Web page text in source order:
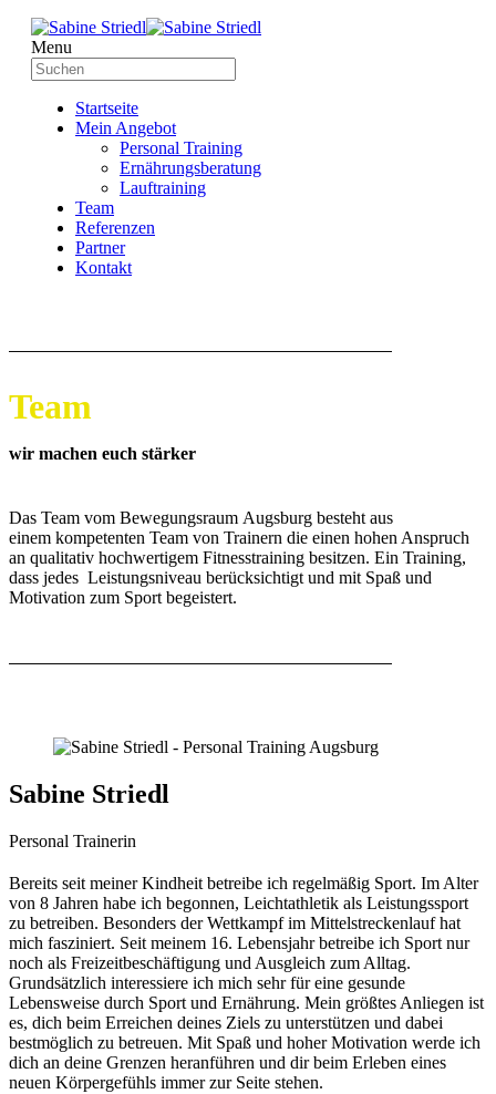
Menu
Startseite
Mein Angebot
Personal Training
Ernährungsberatung
Lauftraining
Team
Referenzen
Partner
Kontakt
Team
wir machen euch stärker
Das Team vom Bewegungsraum Augsburg besteht aus
einem kompetenten Team von Trainern die einen hohen Anspruch
an qualitativ hochwertigem Fitnesstraining besitzen. Ein Training,
dass jedes Leistungsniveau berücksichtigt und mit Spaß und
Motivation zum Sport begeistert.
Sabine Striedl
Personal Trainerin
Bereits seit meiner Kindheit betreibe ich regelmäßig Sport. Im Alter
von 8 Jahren habe ich begonnen, Leichtathletik als Leistungssport
zu betreiben. Besonders der Wettkampf im Mittelstreckenlauf hat
mich fasziniert. Seit meinem 16. Lebensjahr betreibe ich Sport nur
noch als Freizeitbeschäftigung und Ausgleich zum Alltag.
Grundsätzlich interessiere ich mich sehr für eine gesunde
Lebensweise durch Sport und Ernährung. Mein größtes Anliegen ist
es, dich beim Erreichen deines Ziels zu unterstützen und dabei
bestmöglich zu betreuen. Mit Spaß und hoher Motivation werde ich
dich an deine Grenzen heranführen und dir beim Erleben eines
neuen Körpergefühls immer zur Seite stehen.